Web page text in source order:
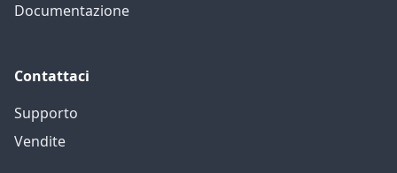
Documentazione
Contattaci
Supporto
Vendite